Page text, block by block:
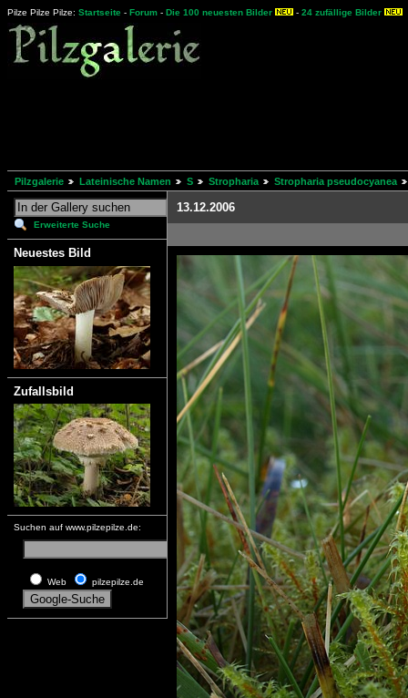
Pilze Pilze Pilze: Startseite - Forum - Die 100 neuesten Bilder - 24 zufällige Bilder
Pilzgalerie Lateinische Namen S Stropharia Stropharia pseudocyanea
Erweiterte Suche
Neuestes Bild
Zufallsbild
Suchen auf www.pilzepilze.de:
Web pilzepilze.de
13.12.2006